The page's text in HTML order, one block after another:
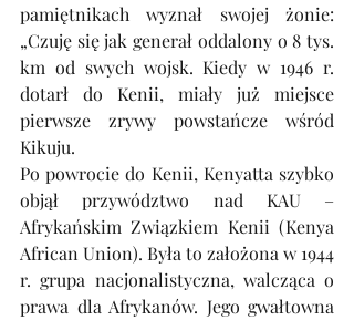
pamiętnikach wyznał swojej żonie:
„Czuję się jak generał oddalony o 8 tys.
km od swych wojsk. Kiedy w 1946 r.
dotarł do Kenii, miały już miejsce
pierwsze zrywy powstańcze wśród
Kikuju.
Po powrocie do Kenii, Kenyatta szybko
objął przywództwo nad KAU –
Afrykańskim Związkiem Kenii (Kenya
African Union). Była to założona w 1944
r. grupa nacjonalistyczna, walcząca o
prawa dla Afrykanów. Jego gwałtowna